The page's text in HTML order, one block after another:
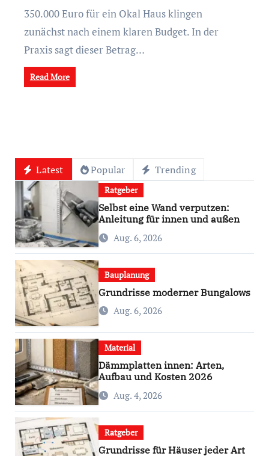
350.000 Euro für ein Okal Haus klingen
zunächst nach einem klaren Budget. In der
Praxis sagt dieser Betrag…
Read More
Latest Popular Trending
Ratgeber
Selbst eine Wand verputzen:
Anleitung für innen und außen
Aug. 6, 2026
Bauplanung
Grundrisse moderner Bungalows
Aug. 6, 2026
Material
Dämmplatten innen: Arten,
Aufbau und Kosten 2026
Aug. 4, 2026
Ratgeber
Grundrisse für Häuser jeder Art